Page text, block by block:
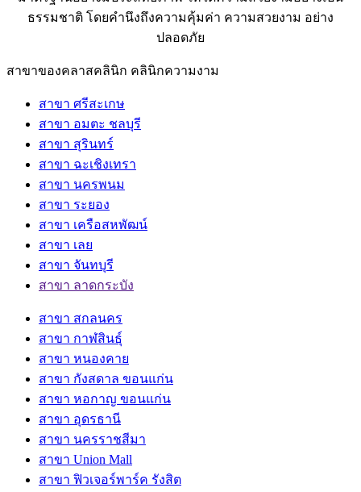
ธรรมชาติ โดยคำนึงถึงความคุ้มค่า ความสวยงาม อย่าง
ปลอดภัย
สาขาของคลาสคลินิก คลินิกความงาม
สาขา ศรีสะเกษ
สาขา อมตะ ชลบุรี
สาขา สุรินทร์
สาขา ฉะเชิงเทรา
สาขา นครพนม
สาขา ระยอง
สาขา เครือสหพัฒน์
สาขา เลย
สาขา จันทบุรี
สาขา ลาดกระบัง
สาขา สกลนคร
สาขา กาฬสินธุ์
สาขา หนองคาย
สาขา กังสดาล ขอนแก่น
สาขา หอกาญ ขอนแก่น
สาขา อุดรธานี
สาขา นครราชสีมา
สาขา Union Mall
สาขา ฟิวเจอร์พาร์ค รังสิต